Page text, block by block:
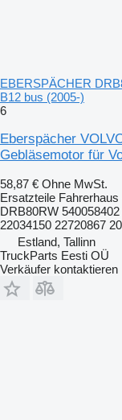
EBERSPÄCHER
B12 bus (2005-)
6
Eberspächer
Gebläsemotor für
58,87 € Ohne MwSt.
Ersatzteile
DRB80RW
22034150 22720867
Estland, Tallinn
TruckParts Eesti OÜ
Verkäufer kontaktieren